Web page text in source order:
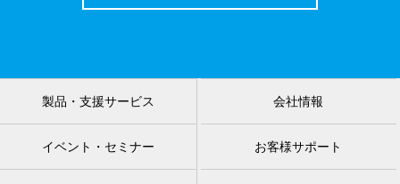
製品・支援サービス 会社情報
イベント・セミナー お客様サポート